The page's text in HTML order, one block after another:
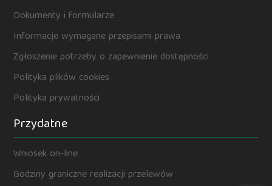
Dokumenty i formularze
Informacje wymagane przepisami prawa
Zgłoszenie potrzeby o zapewnienie dostępności
Polityka plików cookies
Polityka prywatności
Przydatne
Wniosek on-line
Godziny graniczne realizacji przelewów